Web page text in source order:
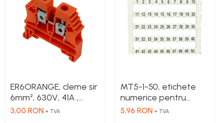
Cleme 2.5mm
Cleme 4mm
Cleme 6mm
Intrerupator general
ER6ORANGE, cleme sir
6mm², 630V, 41A ,
culoare portocalie
3,00 RON + TVA
MT5-1-50, etichete
numerice pentru
cleme, 1-50, 10 buc in
5,96 RON + TVA